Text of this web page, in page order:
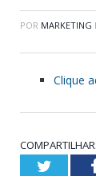
POR MARKETING
Clique
COMPARTILHAR: